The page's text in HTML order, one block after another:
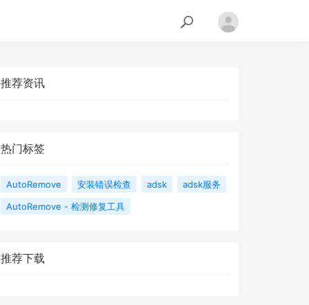
推荐资讯
热门标签
AutoRemove 安装错误检查 adsk
adsk服务
AutoRemove - 检测修复工具
推荐下载